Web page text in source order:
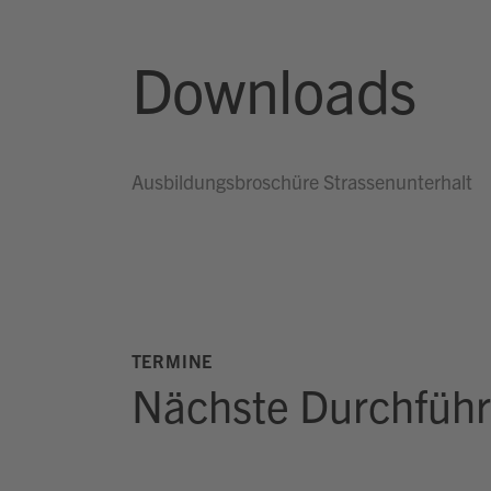
Downloads
Ausbildungsbroschüre Strassenunterhalt
TERMINE
Nächste